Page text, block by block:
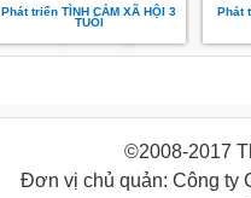
Phát triển TÌNH CẢM XÃ HỘI 3
TUỔI
Phát
©2008-2017
Đơn vị chủ quản: Công ty